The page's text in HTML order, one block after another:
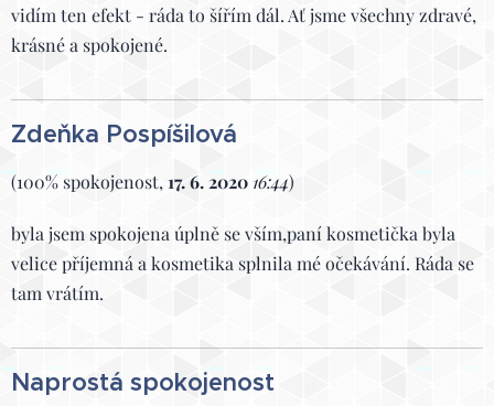
vidím ten efekt - ráda to šířím dál. Ať jsme všechny zdravé,
krásné a spokojené.
Zdeňka Pospíšilová
(100% spokojenost,17. 6. 2020 16:44)
byla jsem spokojena úplně se vším,paní kosmetička byla
velice příjemná a kosmetika splnila mé očekávání. Ráda se
tam vrátím.
Naprostá spokojenost